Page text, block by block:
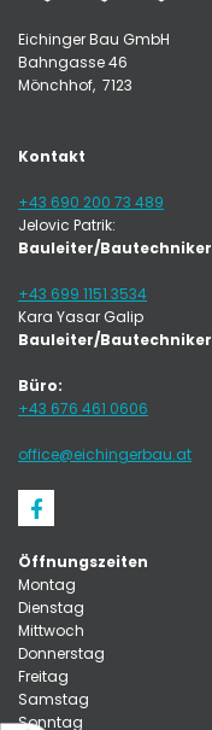
Eichinger Bau GmbH
Bahngasse 46
Mönchhof, 7123
Kontakt
+43 690 200 73 489
Jelovic Patrik:
Bauleiter/Bautechniker
+43 699 1151 3534
Kara Yasar Galip
Bauleiter/Bautechniker
Büro:
+43 676 461 0606
office@eichingerbau.at
Öffnungszeiten
Montag
Dienstag
Mittwoch
Donnerstag
Freitag
Samstag
Sonntag